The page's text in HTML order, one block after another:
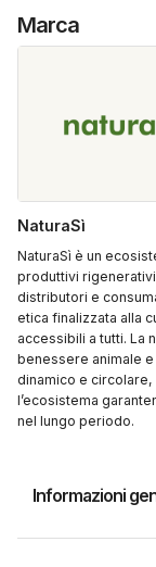
Marca
NaturaSì
NaturaSì è un
produttivi
distributori e
etica finalizzata alla
accessibili a tutti. La
benessere animale
dinamico e
l’ecosistema
nel lungo periodo.
Informazioni